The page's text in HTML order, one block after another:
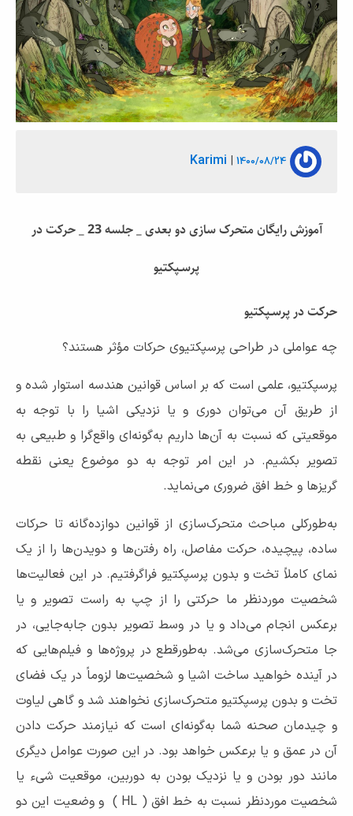
Karimi | 1400/08/24
آموزش رایگان متحرک سازی دو بعدی _ جلسه 23 _ حرکت در
پرسـپکتیو
حرکت در پرسـپکتیو
چه عواملی در طراحی پرسپکتیوی حرکات مؤثر هستند؟
پرسپکتیو، علمی است که بر اساس قوانین هندسه استوار شده و
از طریق آن می‌توان دوری و یا نزدیکی اشیا را با توجه به
موقعیتی که نسبت به آن‌ها داریم به‌گونه‌ای واقع‌گرا و طبیعی به
تصویر بکشیم. در این امر توجه به دو موضوع یعنی نقطه
گریزها و خط افق ضروری می‌نماید.
به‌طورکلی مباحث متحرک‌سازی از قوانین دوازده‌گانه تا حرکات
ساده، پیچیده، حرکت مفاصل، راه رفتن‌ها و دویدن‌ها را از یک
نمای کاملاً تخت و بدون پرسپکتیو فراگرفتیم. در این فعالیت‌ها
شخصیت موردنظر ما حرکتی را از چپ به راست تصویر و یا
برعکس انجام می‌داد و یا در وسط تصویر بدون جابه‌جایی، در
جا متحرک‌سازی می‌شد. به‌طورقطع در پروژه‌ها و فیلم‌هایی که
در آینده خواهید ساخت اشیا و شخصیت‌ها لزوماً در یک فضای
تخت و بدون پرسپکتیو متحرک‌سازی نخواهند شد و گاهی لیاوت
و چیدمان صحنه شما به‌گونه‌ای است که نیازمند حرکت دادن
آن در عمق و یا برعکس خواهد بود. در این صورت عوامل دیگری
مانند دور بودن و یا نزدیک بودن به دوربین، موقعیت شیء یا
شخصیت موردنظر نسبت به خط افق ( HL ) و وضعیت این دو